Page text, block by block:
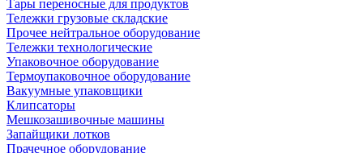
Тары переносные для продуктов
Тележки грузовые складские
Прочее нейтральное оборудование
Тележки технологические
Упаковочное оборудование
Термоупаковочное оборудование
Вакуумные упаковщики
Клипсаторы
Мешкозашивочные машины
Запайщики лотков
Прачечное оборудование